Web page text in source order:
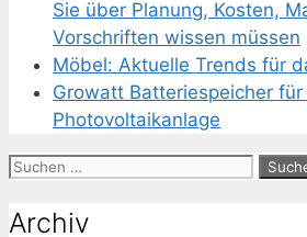
Sie über Planung, Kosten,
Vorschriften wissen müssen
Möbel: Aktuelle Trends für
Growatt Batteriespeicher für
Photovoltaikanlage
Suchen
Archiv